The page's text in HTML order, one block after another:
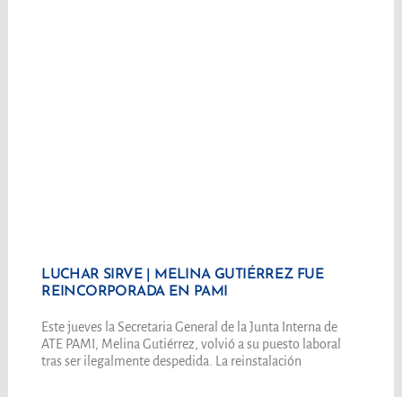
LUCHAR SIRVE | MELINA GUTIÉRREZ FUE
REINCORPORADA EN PAMI
Este jueves la Secretaria General de la Junta Interna de
ATE PAMI, Melina Gutiérrez, volvió a su puesto laboral
tras ser ilegalmente despedida. La reinstalación